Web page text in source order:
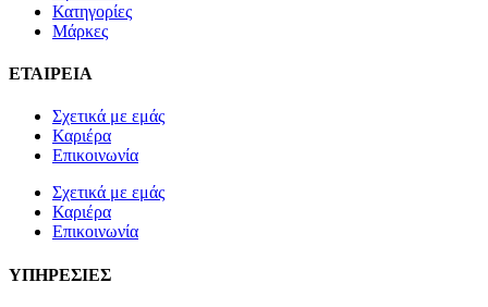
Κατηγορίες
Μάρκες
ΕΤΑΙΡΕΙΑ
Σχετικά με εμάς
Καριέρα
Επικοινωνία
Σχετικά με εμάς
Καριέρα
Επικοινωνία
ΥΠΗΡΕΣΙΕΣ